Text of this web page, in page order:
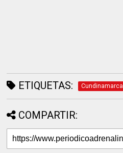
ETIQUETAS: Cundinamarca
COMPARTIR: